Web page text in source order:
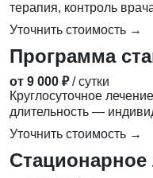
терапия, контроль
Уточнить стоимость →
Программа
от 9 000 ₽ / сутки
Круглосуточное
длительность —
Уточнить стоимость →
Стационарное